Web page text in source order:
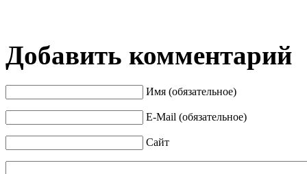
Добавить комментарий
Имя (обязательное)
E-Mail (обязательное)
Сайт